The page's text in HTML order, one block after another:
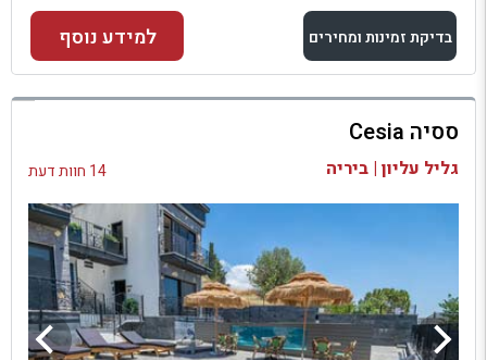
בדיקת זמינות ומחירים
למתחם זה
בדיקת זמינות ומחירים
למידע נוסף
ססיה Cesia
גליל עליון | ביריה 14 חוות דעת